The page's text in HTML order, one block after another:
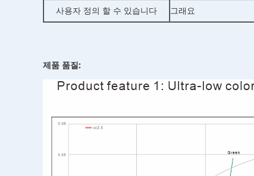
사용자 정의 할 수 있습니다 그래요
제품 품질: